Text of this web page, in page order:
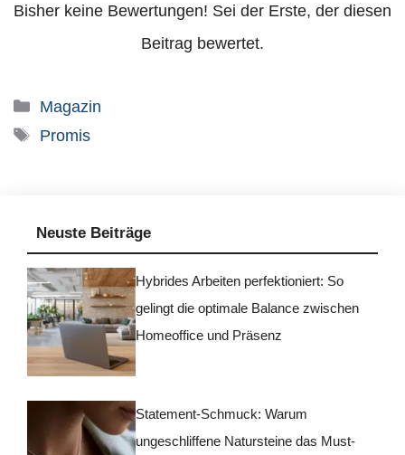
Bisher keine Bewertungen! Sei der Erste, der diesen
Beitrag bewertet.
Kategorien
Magazin
Schlagwörter
Promis
Neuste Beiträge
Hybrides Arbeiten perfektioniert: So
gelingt die optimale Balance zwischen
Homeoffice und Präsenz
Statement-Schmuck: Warum
ungeschliffene Natursteine das Must-